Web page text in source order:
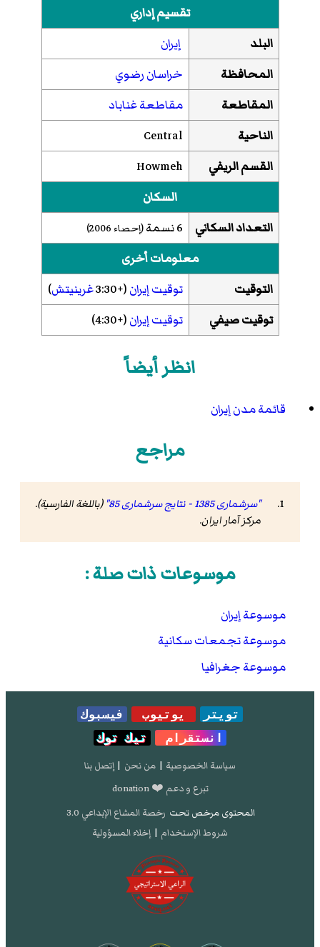
تقسيم إداري
البلد
إيران
المحافظة
خراسان رضوي
المقاطعة
مقاطعة غناباد
الناحية
Central
القسم الريفي
Howmeh
السكان
التعداد السكاني
6 نسمة (إحصاء 2006)
معلومات أخرى
التوقيت
توقيت إيران(+3:30 غرينيتش)
توقيت صيفي
توقيت إيران(+4:30)
انظر أيضاً
قائمة مدن إيران
مراجع
"سرشماری 1385 - نتایج سرشماری 85"
(باللغة الفارسية).
مرکز آمار ایران.
موسوعات ذات صلة :
موسوعة إيران
موسوعة تجمعات سكانية
موسوعة جغرافيا
تويتر يوتيوب
فيسبوك
انستقرام
تيك توك
سياسة الخصوصية | من نحن | إتصل بنا
تبرع و دعم ❤️ donation
المحتوى مرخص تحت رخصة المشاع الإبداعي 3.0
شروط الإستخدام | إخلاء المسؤولية